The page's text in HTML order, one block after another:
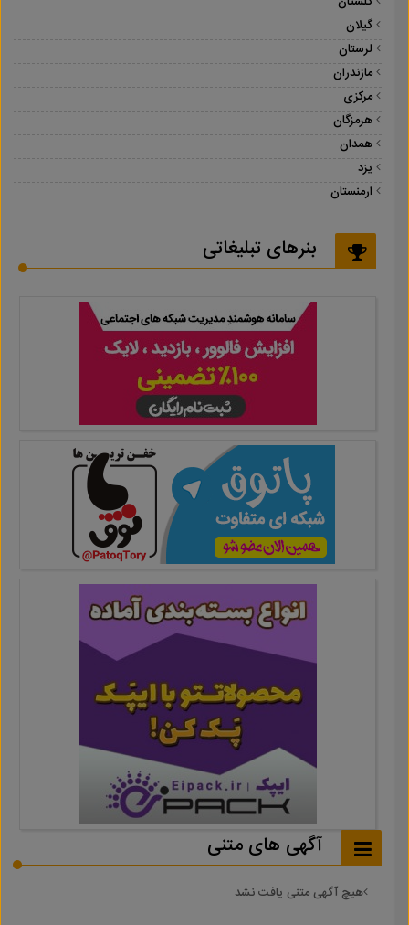
گیلان
لرستان
مازندران
مرکزی
هرمزگان
همدان
یزد
ارمنستان
بنرهای تبلیغاتی
آگهی های متنی
هیچ آگهی متنی یافت نشد